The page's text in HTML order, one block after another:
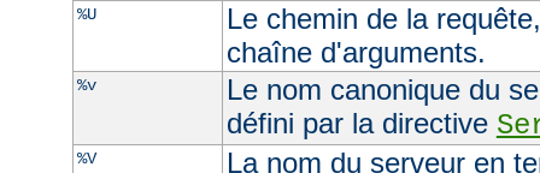
%U
Le chemin de la
chaîne d'arguments.
%v
Le nom canonique du
défini par la directive
%V
La nom du serveur en